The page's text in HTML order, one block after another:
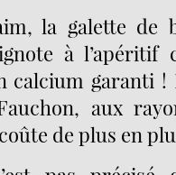
la galette de
à l’apéritif
calcium garanti !
aux
de plus en